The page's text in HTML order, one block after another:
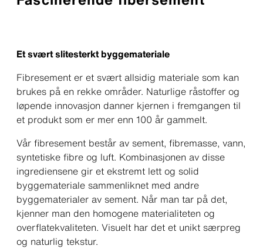
Et svært slitesterkt byggemateriale
Fibresement er et svært allsidig materiale som kan
brukes på en rekke områder. Naturlige råstoffer og
løpende innovasjon danner kjernen i fremgangen til
et produkt som er mer enn 100 år gammelt.
Vår fibresement består av sement, fibremasse, vann,
syntetiske fibre og luft. Kombinasjonen av disse
ingrediensene gir et ekstremt lett og solid
byggemateriale sammenliknet med andre
byggematerialer av sement. Når man tar på det,
kjenner man den homogene materialiteten og
overflatekvaliteten. Visuelt har det et unikt særpreg
og naturlig tekstur.